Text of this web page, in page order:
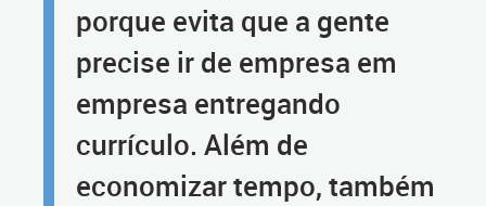
porque evita que a gente
precise ir de empresa em
empresa entregando
currículo. Além de
economizar tempo, também